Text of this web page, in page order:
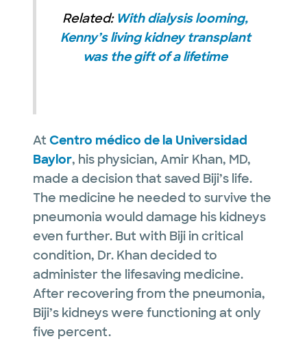
Related: With dialysis looming,
Kenny’s living kidney transplant
was the gift of a lifetime
AtCentro médico de la Universidad
Baylor, his physician, Amir Khan, MD,
made a decision that saved Biji’s life.
The medicine he needed to survive the
pneumonia would damage his kidneys
even further. But with Biji in critical
condition, Dr. Khan decided to
administer the lifesaving medicine.
After recovering from the pneumonia,
Biji’s kidneys were functioning at only
five percent.